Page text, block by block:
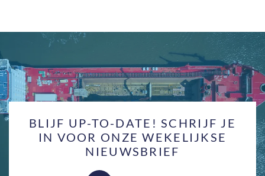
BLIJF UP-TO-DATE! SCHRIJF JE
IN VOOR ONZE WEKELIJKSE
NIEUWSBRIEF